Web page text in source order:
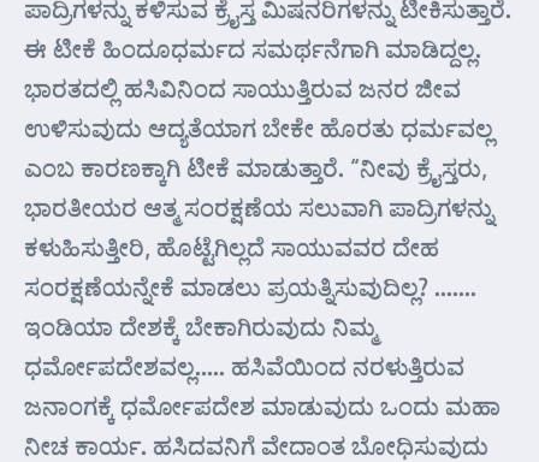
ಪಾದ್ರಿಗಳನ್ನು ಕಳಿಸುವ ಕ್ರೈಸ್ತ ಮಿಷನರಿಗಳನ್ನು ಟೀಕಿಸುತ್ತಾರೆ.
ಈ ಟೀಕೆ ಹಿಂದೂಧರ್ಮದ ಸಮರ್ಥನೆಗಾಗಿ ಮಾಡಿದ್ದಲ್ಲ.
ಭಾರತದಲ್ಲಿ ಹಸಿವಿನಿಂದ ಸಾಯುತ್ತಿರುವ ಜನರ ಜೀವ
ಉಳಿಸುವುದು ಆದ್ಯತೆಯಾಗ ಬೇಕೇ ಹೊರತು ಧರ್ಮವಲ್ಲ
ಎಂಬ ಕಾರಣಕ್ಕಾಗಿ ಟೀಕೆ ಮಾಡುತ್ತಾರೆ. “ನೀವು ಕ್ರೈಸ್ತರು,
ಭಾರತೀಯರ ಆತ್ಮ ಸಂರಕ್ಷಣೆಯ ಸಲುವಾಗಿ ಪಾದ್ರಿಗಳನ್ನು
ಕಳುಹಿಸುತ್ತೀರಿ, ಹೊಟ್ಟೆಗಿಲ್ಲದೆ ಸಾಯುವವರ ದೇಹ
ಸಂರಕ್ಷಣೆಯನ್ನೇಕೆ ಮಾಡಲು ಪ್ರಯತ್ನಿಸುವುದಿಲ್ಲ? …….
ಇಂಡಿಯಾ ದೇಶಕ್ಕೆ ಬೇಕಾಗಿರುವುದು ನಿಮ್ಮ
ಧರ್ಮೋಪದೇಶವಲ್ಲ….. ಹಸಿವೆಯಿಂದ ನರಳುತ್ತಿರುವ
ಜನಾಂಗಕ್ಕೆ ಧರ್ಮೋಪದೇಶ ಮಾಡುವುದು ಒಂದು ಮಹಾ
ನೀಚ ಕಾರ್ಯ. ಹಸಿದವನಿಗೆ ವೇದಾಂತ ಬೋಧಿಸುವುದು